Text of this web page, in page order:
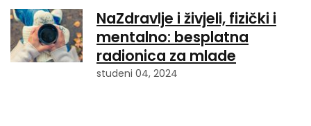
NaZdravlje i živjeli, fizički i
mentalno: besplatna
radionica za mlade
studeni 04, 2024